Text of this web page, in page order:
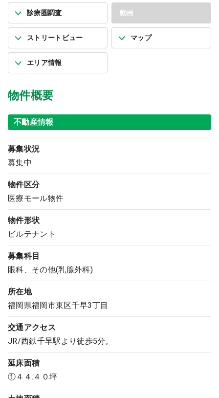
診療圏調査 動画
ストリートビュー マップ
エリア情報
物件概要
不動産情報
募集状況
募集中
物件区分
医療モール物件
物件形状
ビルテナント
募集科目
眼科、その他(乳腺外科)
所在地
福岡県福岡市東区千早3丁目
交通アクセス
JR/西鉄千早駅より徒歩5分。
延床面積
①４４.４０坪